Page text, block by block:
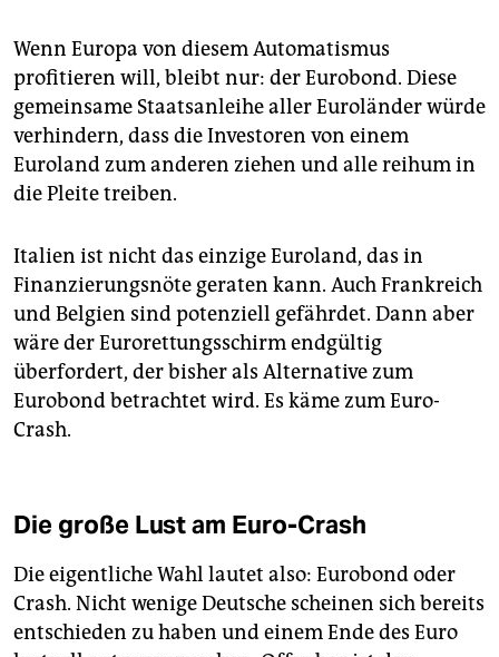
Wenn Europa von diesem Automatismus
profitieren will, bleibt nur: der Eurobond. Diese
gemeinsame Staatsanleihe aller Euroländer würde
verhindern, dass die Investoren von einem
Euroland zum anderen ziehen und alle reihum in
die Pleite treiben.
Italien ist nicht das einzige Euroland, das in
Finanzierungsnöte geraten kann. Auch Frankreich
und Belgien sind potenziell gefährdet. Dann aber
wäre der Eurorettungsschirm endgültig
überfordert, der bisher als Alternative zum
Eurobond betrachtet wird. Es käme zum Euro-
Crash.
Die große Lust am Euro-Crash
Die eigentliche Wahl lautet also: Eurobond oder
Crash. Nicht wenige Deutsche scheinen sich bereits
entschieden zu haben und einem Ende des Euro